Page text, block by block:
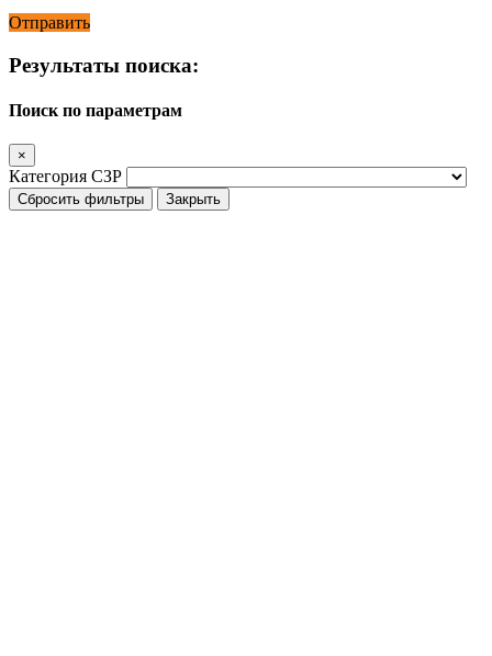
Отправить
Результаты поиска:
Поиск по параметрам
×
Категория СЗР
Сбросить фильтры Закрыть